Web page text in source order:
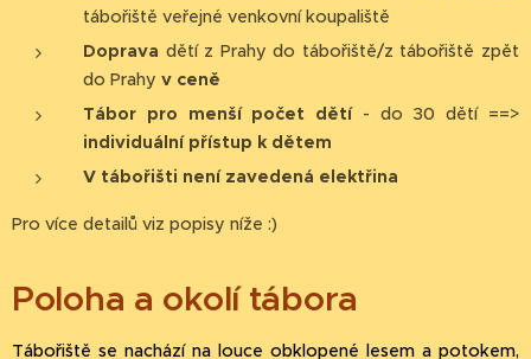
tábořiště veřejné venkovní koupaliště
Doprava dětí z Prahy do tábořiště/z tábořiště zpět
do Prahy v ceně
Tábor pro menší počet dětí - do 30 dětí ==>
individuální přístup k dětem
V tábořišti není zavedená elektřina
Pro více detailů viz popisy níže :)
Poloha a okolítábora
Tábořiště se nachází na louce obklopené lesem a potokem,